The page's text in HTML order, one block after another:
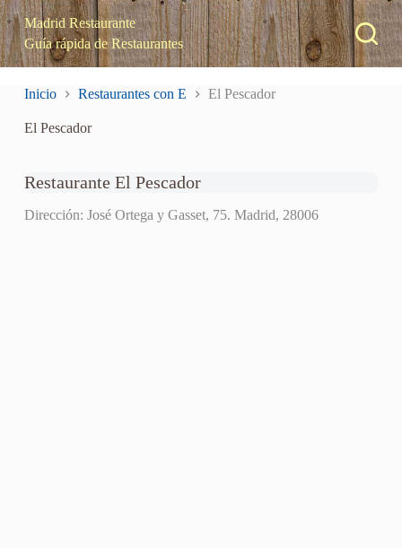
S
a
l
t
n
Madrid Restaurante
Guía rápida de Restaurantes
Inicio Restaurantes con E El Pescador
El Pescador
Restaurante El Pescador
Dirección: José Ortega y Gasset, 75. Madrid, 28006